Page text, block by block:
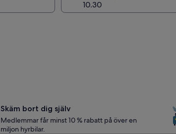
Skäm bort dig själv
Medlemmar får minst 10 % rabatt på över en
miljon hyrbilar.